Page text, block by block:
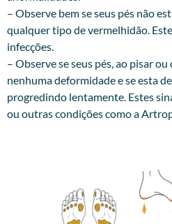
– Observe bem se seus pés não
qualquer tipo de vermelhidão.
infecções.
– Observe se seus pés, ao pisar
nenhuma deformidade e se esta
progredindo lentamente. Estes
ou outras condições como a